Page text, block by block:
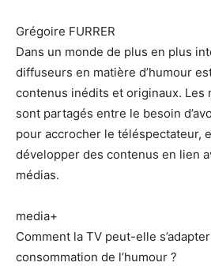
Grégoire FURRER
Dans un monde de plus en plus
diffuseurs en matière d’humour
contenus inédits et originaux. Les
sont partagés entre le besoin
pour accrocher le téléspectateur,
développer des contenus en lien
médias.
media+
Comment la TV peut-elle
consommation de l’humour ?